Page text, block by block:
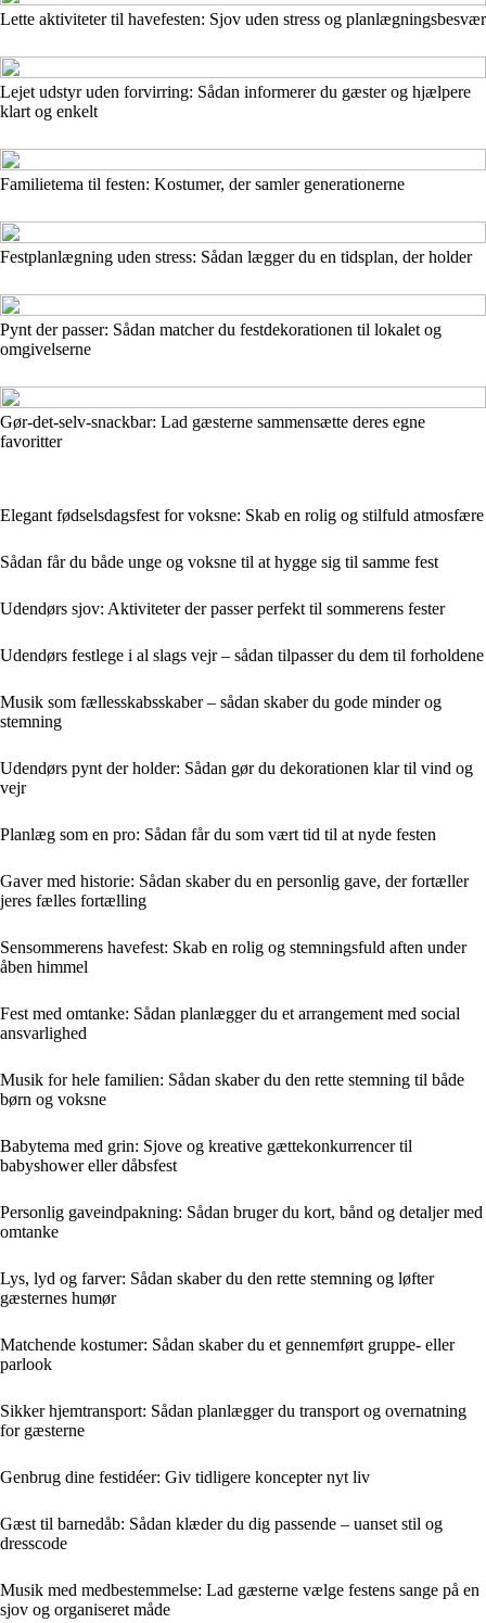
Lette aktiviteter til havefesten: Sjov uden stress og planlægningsbesvær
Lejet udstyr uden forvirring: Sådan informerer du gæster og hjælpere
klart og enkelt
Familietema til festen: Kostumer, der samler generationerne
Festplanlægning uden stress: Sådan lægger du en tidsplan, der holder
Pynt der passer: Sådan matcher du festdekorationen til lokalet og
omgivelserne
Gør-det-selv-snackbar: Lad gæsterne sammensætte deres egne
favoritter
Elegant fødselsdagsfest for voksne: Skab en rolig og stilfuld atmosfære
Sådan får du både unge og voksne til at hygge sig til samme fest
Udendørs sjov: Aktiviteter der passer perfekt til sommerens fester
Udendørs festlege i al slags vejr – sådan tilpasser du dem til forholdene
Musik som fællesskabsskaber – sådan skaber du gode minder og
stemning
Udendørs pynt der holder: Sådan gør du dekorationen klar til vind og
vejr
Planlæg som en pro: Sådan får du som vært tid til at nyde festen
Gaver med historie: Sådan skaber du en personlig gave, der fortæller
jeres fælles fortælling
Sensommerens havefest: Skab en rolig og stemningsfuld aften under
åben himmel
Fest med omtanke: Sådan planlægger du et arrangement med social
ansvarlighed
Musik for hele familien: Sådan skaber du den rette stemning til både
børn og voksne
Babytema med grin: Sjove og kreative gættekonkurrencer til
babyshower eller dåbsfest
Personlig gaveindpakning: Sådan bruger du kort, bånd og detaljer med
omtanke
Lys, lyd og farver: Sådan skaber du den rette stemning og løfter
gæsternes humør
Matchende kostumer: Sådan skaber du et gennemført gruppe- eller
parlook
Sikker hjemtransport: Sådan planlægger du transport og overnatning
for gæsterne
Genbrug dine festidéer: Giv tidligere koncepter nyt liv
Gæst til barnedåb: Sådan klæder du dig passende – uanset stil og
dresscode
Musik med medbestemmelse: Lad gæsterne vælge festens sange på en
sjov og organiseret måde